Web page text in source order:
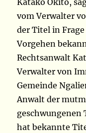
Katako Okito,
vom Verwalter
der Titel in
Vorgehen
Rechtsanwalt
Verwalter von
Gemeinde
Anwalt der
geschwungenen
hat bekannte